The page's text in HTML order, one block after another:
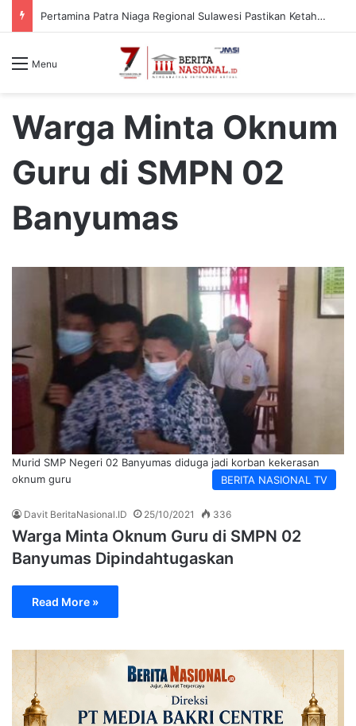
Pertamina Patra Niaga Regional Sulawesi Pastikan Ketahanan Stok BBM dan LPG 3 Kg di Bone
Menu
Warga Minta Oknum
Guru di SMPN 02
Banyumas
BERITA NASIONAL TV
Murid SMP Negeri 02 Banyumas diduga jadi korban kekerasan
oknum guru
Davit BeritaNasional.ID 25/10/2021 336
Warga Minta Oknum Guru di SMPN 02
Banyumas Dipindahtugaskan
Read More »